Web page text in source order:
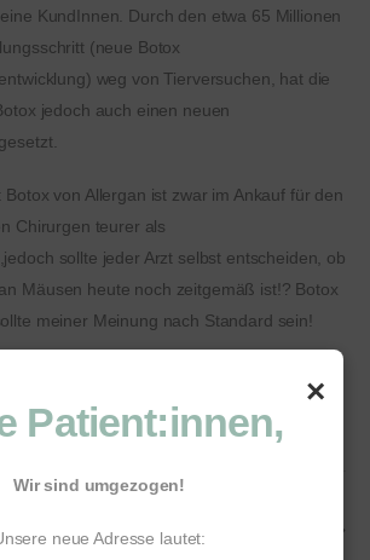
KundInnen. Durch den etwa 65 Millionen
(neue Botox
weg von Tierversuchen, hat die
jedoch auch einen neuen
von Allergan ist zwar im Ankauf für den
Chirurgen teurer als
sollte jeder Arzt selbst entscheiden, ob
Mäusen heute noch zeitgemäß ist!? Botox
meiner Meinung nach Standard sein!
×
Patient:innen,
Wir sind umgezogen!
neue Adresse lautet: